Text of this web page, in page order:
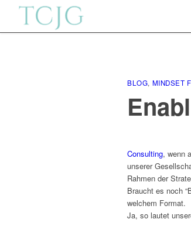
BLOG, MINDSET
Consulting, wenn
unserer
Rahmen der
Braucht es noch
welchem Format.
Ja, so lautet